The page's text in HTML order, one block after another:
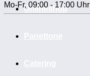
Onlineshop
Mo-Fr, 09:00 - 17:00 Uhr